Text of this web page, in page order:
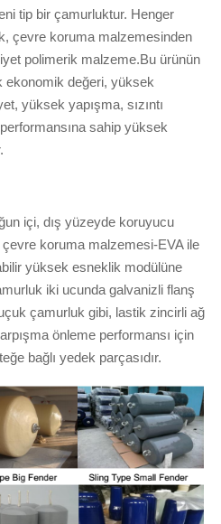
tip bir çamurluktur. Henger
çevre koruma malzemesinden
polimerik malzeme.Bu ürünün
değeri, yüksek
yüksek yapışma, sızıntı
sahip yüksek
içi, dış yüzeyde koruyucu
koruma malzemesi-EVA ile
yüksek esneklik modülüne
iki ucunda galvanizli flanş
çamurluk gibi, lastik zincirli ağ
önleme performansı için
bağlı yedek parçasıdır.